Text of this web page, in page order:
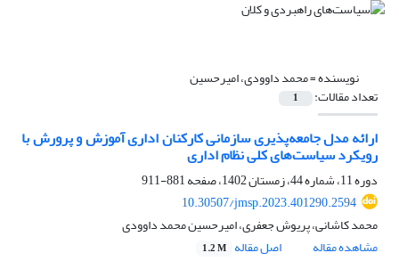
نویسنده =محمد داوودی، امیرحسین
تعداد مقالات: 1
ارائه مدل جامعه‌پذیری سازمانی کارکنان اداری آموزش و پرورش با
رویکرد سیاست‌‌های کلی نظام اداری
دوره 11، شماره 44، زمستان 1402، صفحه
881-911
10.30507/jmsp.2023.401290.2594
محمد کاشانی، پریوش جعفری، امیرحسین محمد داوودی
مشاهده مقاله
اصل مقاله 1.2 M